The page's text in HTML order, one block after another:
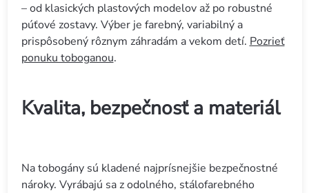
– od klasických plastových modelov až po robustné
púťové zostavy. Výber je farebný, variabilný a
prispôsobený rôznym záhradám a vekom detí. Pozrieť
ponuku toboganou.
Kvalita, bezpečnosť a materiál
Na tobogány sú kladené najprísnejšie bezpečnostné
nároky. Vyrábajú sa z odolného, stálofarebného